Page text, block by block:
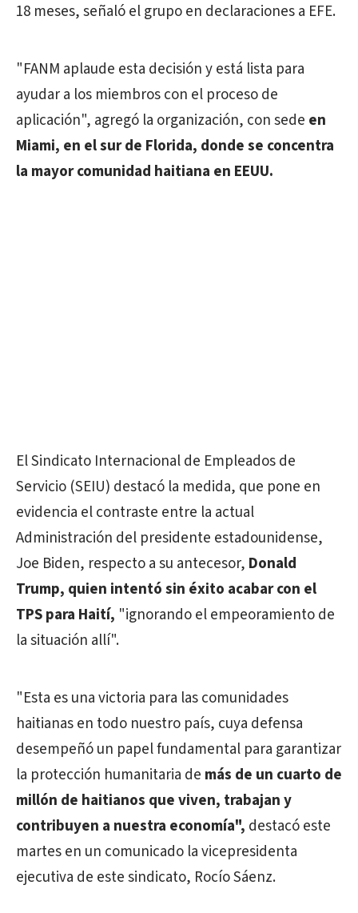
18 meses, señaló el grupo en declaraciones a EFE.
"FANM aplaude esta decisión y está lista para
ayudar a los miembros con el proceso de
aplicación", agregó la organización, con sede en
Miami, en el sur de Florida, donde se concentra
la mayor comunidad haitiana en EEUU.
El Sindicato Internacional de Empleados de
Servicio (SEIU) destacó la medida, que pone en
evidencia el contraste entre la actual
Administración del presidente estadounidense,
Joe Biden, respecto a su antecesor, Donald
Trump, quien intentó sin éxito acabar con el
TPS para Haití, "ignorando el empeoramiento de
la situación allí".
"Esta es una victoria para las comunidades
haitianas en todo nuestro país, cuya defensa
desempeñó un papel fundamental para garantizar
la protección humanitaria de más de un cuarto de
millón de haitianos que viven, trabajan y
contribuyen a nuestra economía", destacó este
martes en un comunicado la vicepresidenta
ejecutiva de este sindicato, Rocío Sáenz.